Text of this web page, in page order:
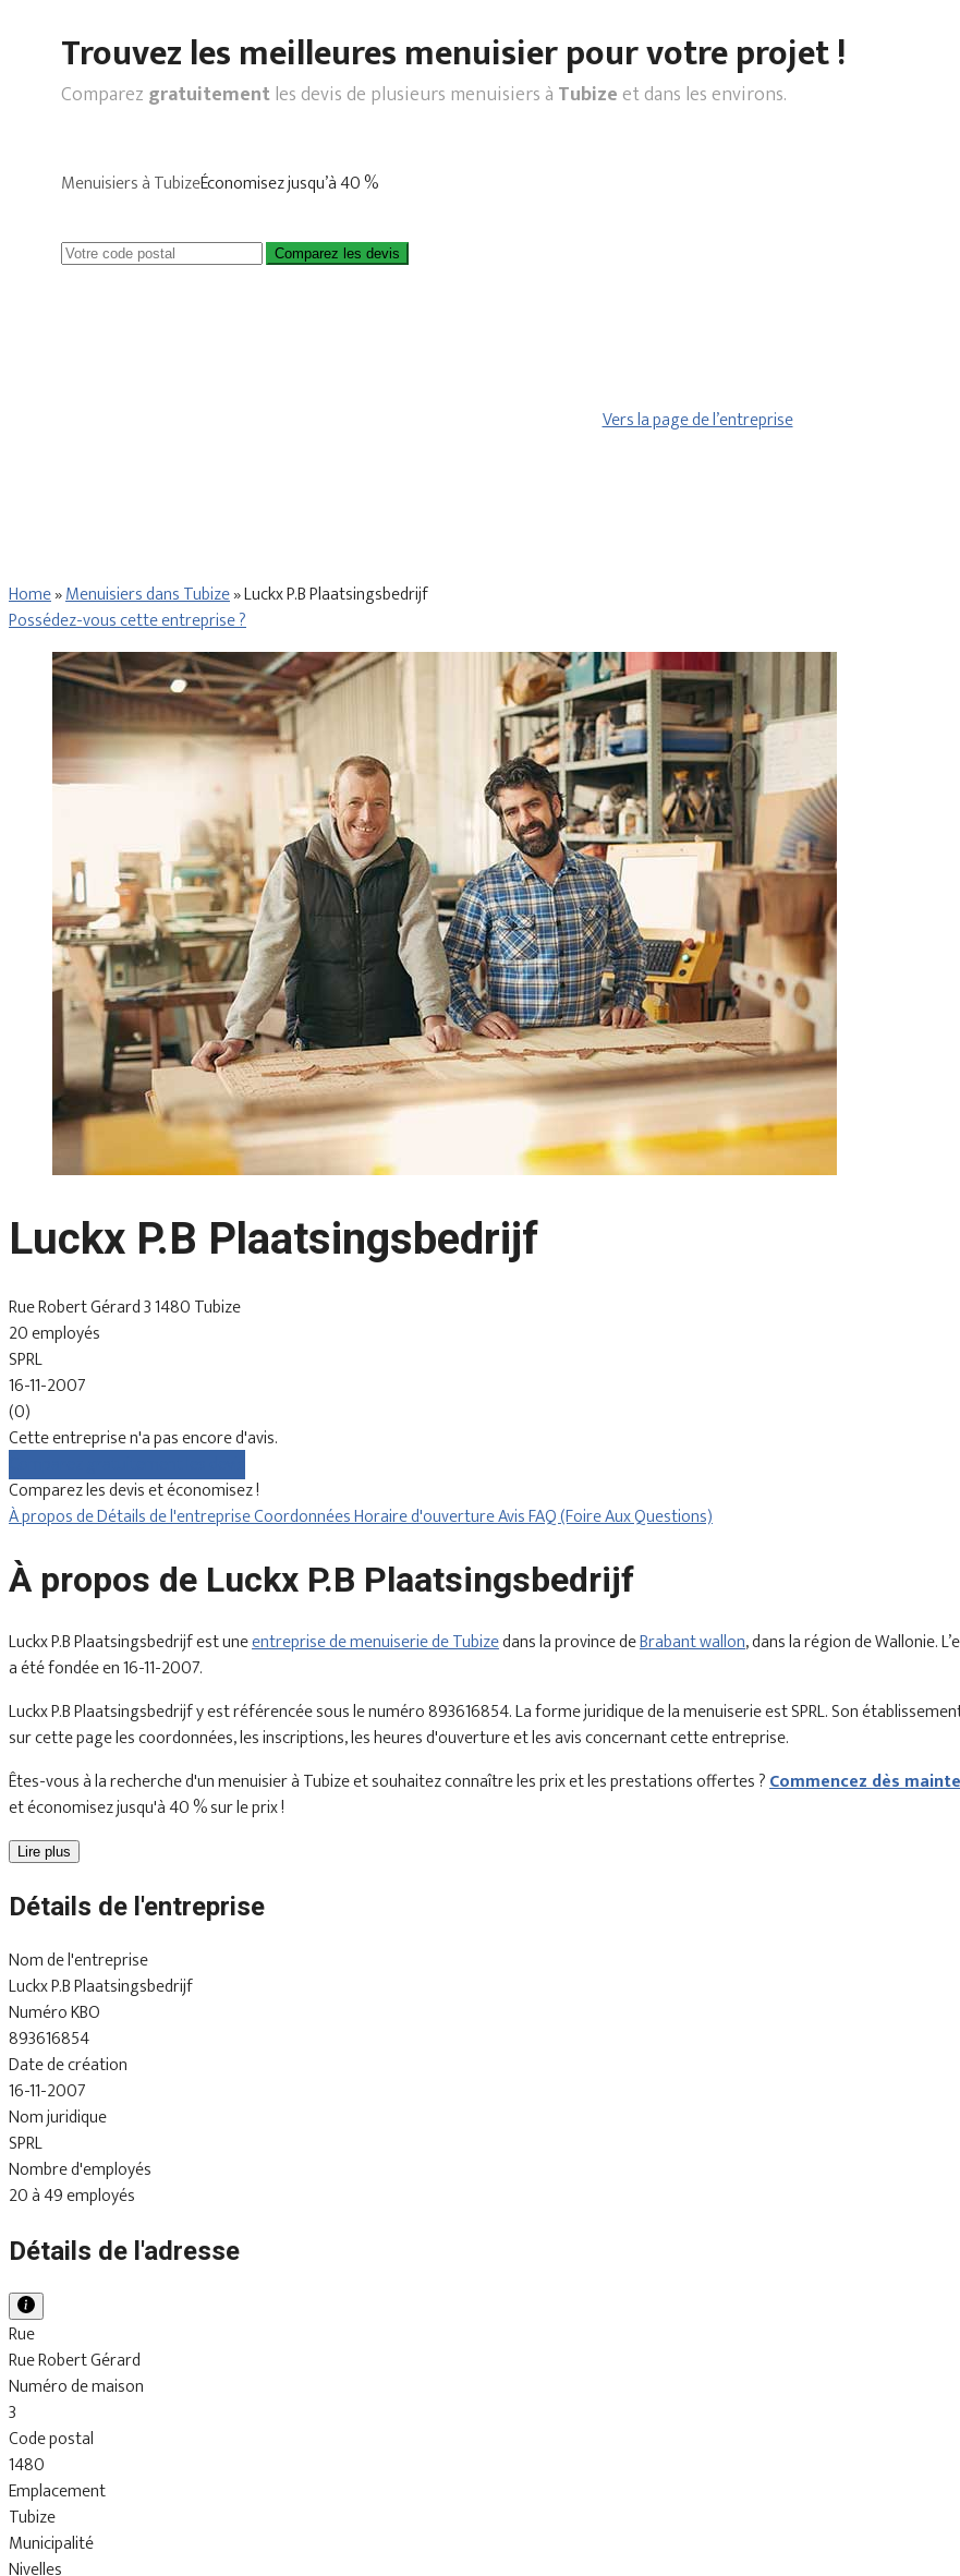
Trouvez les meilleures menuisier pour votre projet !
Comparez gratuitementles devis de plusieurs menuisiers à Tubizeet dans les environs.
Menuisiers à TubizeÉconomisez jusqu’à 40 %
Comparez les devis
Vers la page de l’entreprise
Home»Menuisiers dans Tubize»Luckx P.B Plaatsingsbedrijf
Possédez-vous cette entreprise ?
Luckx P.B Plaatsingsbedrijf
Rue Robert Gérard 3 1480 Tubize
20 employés
SPRL
16-11-2007
(0)
Cette entreprise n'a pas encore d'avis.
Comparez les devis et économisez !
À propos deDétails de l'entrepriseCoordonnéesHoraire d'ouvertureAvisFAQ (Foire Aux Questions)
À propos de Luckx P.B Plaatsingsbedrijf
Luckx P.B Plaatsingsbedrijf est uneentreprise de menuiserie de Tubizedans la province deBrabant wallon, dans la région de Wallonie.
a été fondée en 16-11-2007.
Luckx P.B Plaatsingsbedrijf y est référencée sous le numéro 893616854. La forme juridique de la menuiserie est SPRL. Son
sur cette page les coordonnées, les inscriptions, les heures d'ouverture et les avis concernant cette entreprise.
Êtes-vous à la recherche d'un menuisier à Tubize et souhaitez connaître les prix et les prestations offertes ?Commencez dès
et économisez jusqu'à 40 % sur le prix !
Lire plus
Détails de l'entreprise
Nom de l'entreprise
Luckx P.B Plaatsingsbedrijf
Numéro KBO
893616854
Date de création
16-11-2007
Nom juridique
SPRL
Nombre d'employés
20 à 49 employés
Détails de l'adresse
Rue
Rue Robert Gérard
Numéro de maison
3
Code postal
1480
Emplacement
Tubize
Municipalité
Nivelles